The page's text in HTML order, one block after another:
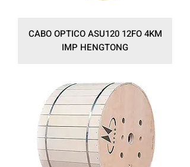
CABO OPTICO ASU120 12FO 4KM
IMP HENGTONG